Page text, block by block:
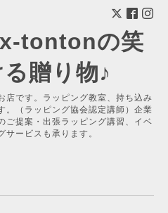
tontonの笑
贈り物♪
店です。ラッピング教室、持ち込み
。（ラッピング協会認定講師）企業
ご提案・出張ラッピング講習、イベ
サービスも承ります。